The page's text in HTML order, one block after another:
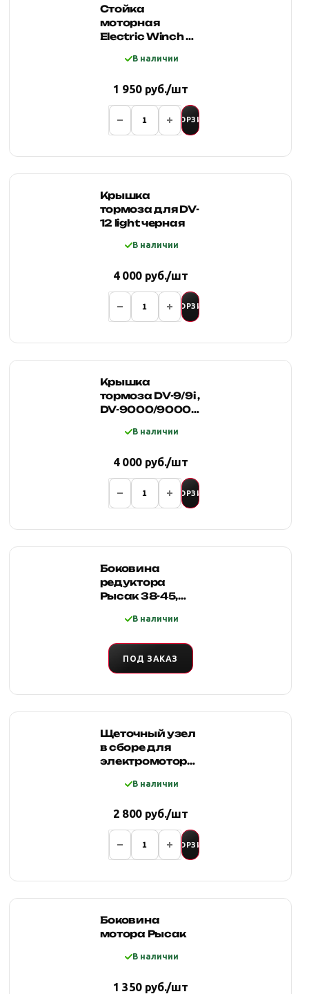
Стойка
моторная
Electric Winch с
(торсионная
В наличии
1 950 руб./шт
В КОРЗИНУ
Крышка
тормоза для DV-
12 light черная
В наличии
4 000 руб./шт
В КОРЗИНУ
Крышка
тормоза DV-9/9i ,
DV-9000/9000i,
В наличии
4 000 руб./шт
В КОРЗИНУ
Боковина
редуктора
Рысак 38-45,
В наличии
ПОД ЗАКАЗ
Щеточный узел
в сборе для
электромоторов
Стократ SD 6
В наличии
2 800 руб./шт
В КОРЗИНУ
Боковина
мотора Рысак
В наличии
1 350 руб./шт